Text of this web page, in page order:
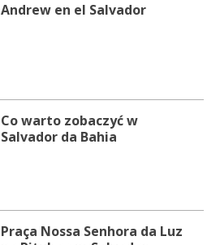
Andrew en el Salvador
Co warto zobaczyć w
Salvador da Bahia
Praça Nossa Senhora da Luz